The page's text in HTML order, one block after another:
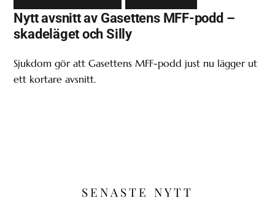
Nytt avsnitt av Gasettens MFF-podd –
skadeläget och Silly
Sjukdom gör att Gasettens MFF-podd just nu lägger ut
ett kortare avsnitt.
SENASTE NYTT